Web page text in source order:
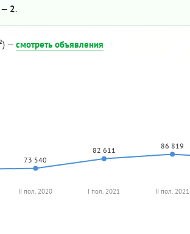
— 2.
— смотреть объявления
73 540
82 611 86 819
II пол. 2020 I пол. 2021 II пол. 2021